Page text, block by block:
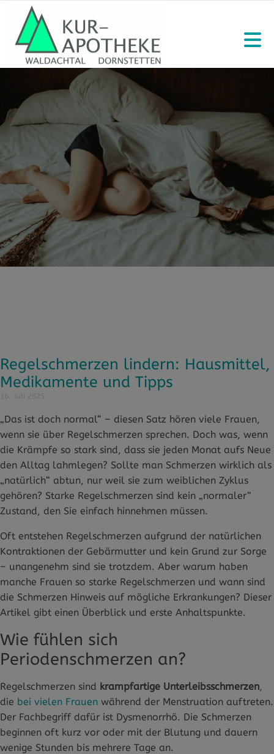
Regelschmerzen lindern: Hausmittel,
Medikamente und Tipps
„Das ist doch normal“ – diesen Satz hören viele Frauen,
wenn sie über Regelschmerzen sprechen. Doch was, wenn
die Krämpfe so stark sind, dass sie jeden Monat aufs Neue
den Alltag lahmlegen? Sollte man Schmerzen wirklich als
„natürlich“ abtun, nur weil sie zum weiblichen Zyklus
gehören? Starke Regelschmerzen sind kein „normaler“
Zustand, den Sie einfach hinnehmen müssen.
Oft entstehen Regelschmerzen aufgrund der natürlichen
Kontraktionen der Gebärmutter und kein Grund zur Sorge
– unangenehm sind sie trotzdem. Aber warum haben
manche Frauen so starke Regelschmerzen und wann sind
die Schmerzen Hinweis auf mögliche Erkrankungen? Dieser
Artikel gibt einen Überblick und erste Anhaltspunkte.
Wie fühlen sich
Periodenschmerzen an?
Regelschmerzen sind krampfartige Unterleibsschmerzen,
die bei vielen Frauen während der Menstruation auftreten.
Der Fachbegriff dafür ist Dysmenorrhö. Die Schmerzen
beginnen oft kurz vor oder mit der Blutung und dauern
wenige Stunden bis mehrere Tage an.